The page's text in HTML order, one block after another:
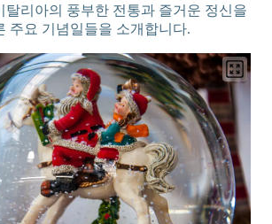
탈리아의 풍부한 전통과 즐거운 정신을
주요 기념일들을 소개합니다.